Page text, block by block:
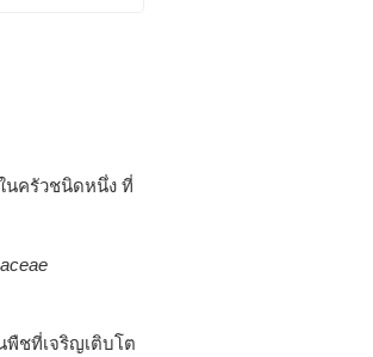
นครัวชนิดหนึ่ง ที่
พืชที่เจริญเติบโต